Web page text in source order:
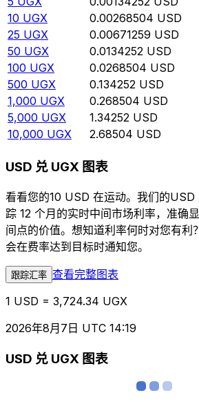
10 UGX 0.00268504 USD
25 UGX 0.00671259 USD
50 UGX 0.0134252 USD
100 UGX 0.0268504 USD
500 UGX 0.134252 USD
1,000 UGX 0.268504 USD
5,000 UGX 1.34252 USD
10,000 UGX 2.68504 USD
USD 兑 UGX 图表
看看您的10 USD 在运动。我们的USD
踪 12 个月的实时中间市场利率，准确
间点的价值。想知道利率何时对您有利
会在费率达到目标时通知您。
跟踪汇率 查看完整图表
1 USD = 3,724.34 UGX
2026年8月7日 UTC 14:19
USD 兑 UGX 图表